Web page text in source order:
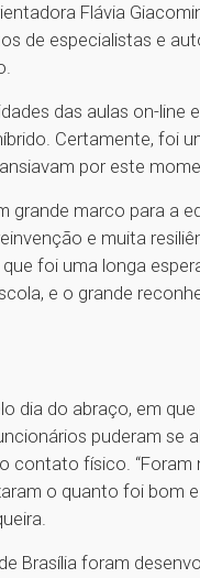
Flávia
de especialistas e
das aulas on-
Certamente, foi
por este
grande marco para a
e muita
foi uma longa
e o grande
dia do abraço, em
puderam se
contato físico.
o quanto foi bom
Brasília foram